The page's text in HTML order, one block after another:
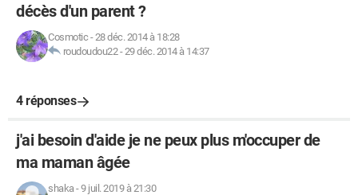
décès d'un parent ?
Cosmotic -28 déc. 2014 à 18:28
roudoudou22-29 déc. 2014 à 14:37
4 réponses
j'ai besoin d'aide je ne peux plus m'occuper de
ma maman âgée
shaka-9 juil. 2019 à 21:30